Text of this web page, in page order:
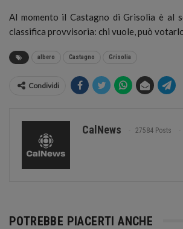
Al momento il Castagno di Grisolia è al
classifica provvisoria: chi vuole, può
albero Castagno Grisolia
Condividi
CalNews 27584 Posts
POTREBBE PIACERTI ANCHE